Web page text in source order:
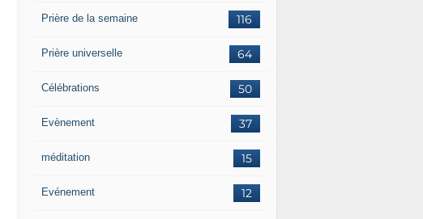
116
Prière de la semaine
64
Prière universelle
50
Célébrations
37
Evènement
15
méditation
12
Evénement